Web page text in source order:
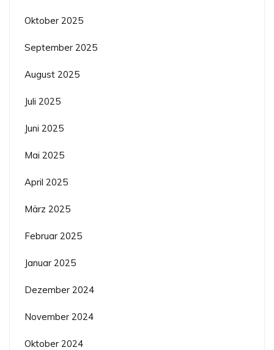
Oktober 2025
September 2025
August 2025
Juli 2025
Juni 2025
Mai 2025
April 2025
März 2025
Februar 2025
Januar 2025
Dezember 2024
November 2024
Oktober 2024